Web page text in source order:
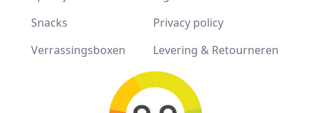
Snacks
Verrassingsboxen
Privacy policy
Levering & Retourneren